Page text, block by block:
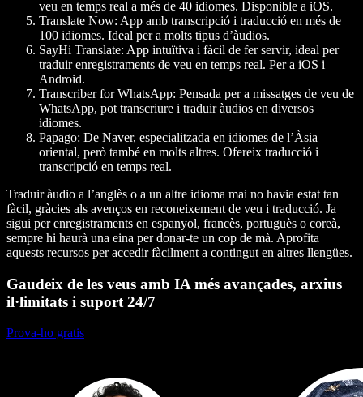
veu en temps real a més de 40 idiomes. Disponible a iOS.
Translate Now: App amb transcripció i traducció en més de
100 idiomes. Ideal per a molts tipus d’àudios.
SayHi Translate: App intuïtiva i fàcil de fer servir, ideal per
traduir enregistraments de veu en temps real. Per a iOS i
Android.
Transcriber for WhatsApp: Pensada per a missatges de veu de
WhatsApp, pot transcriure i traduir àudios en diversos
idiomes.
Papago: De Naver, especialitzada en idiomes de l’Àsia
oriental, però també en molts altres. Ofereix traducció i
transcripció en temps real.
Traduir àudio a l’anglès o a un altre idioma mai no havia estat tan
fàcil, gràcies als avenços en reconeixement de veu i traducció. Ja
sigui per enregistraments en espanyol, francès, portuguès o coreà,
sempre hi haurà una eina per donar-te un cop de mà. Aprofita
aquests recursos per accedir fàcilment a contingut en altres llengües.
Gaudeix de les veus amb IA més avançades, arxius
il·limitats i suport 24/7
Prova-ho gratis